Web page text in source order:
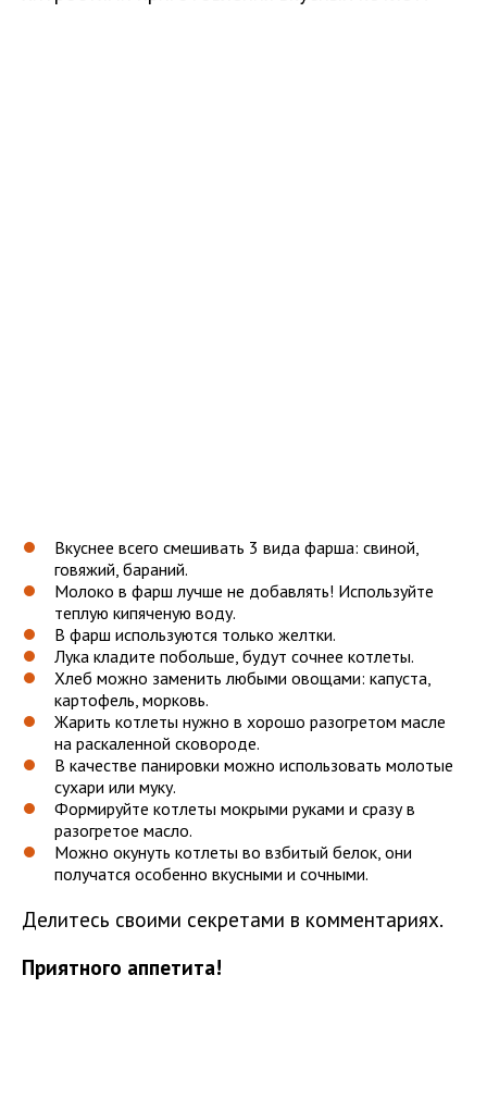
Вкуснее всего смешивать 3 вида фарша: свиной,
говяжий, бараний.
Молоко в фарш лучше не добавлять! Используйте
теплую кипяченую воду.
В фарш используются только желтки.
Лука кладите побольше, будут сочнее котлеты.
Хлеб можно заменить любыми овощами: капуста,
картофель, морковь.
Жарить котлеты нужно в хорошо разогретом масле
на раскаленной сковороде.
В качестве панировки можно использовать молотые
сухари или муку.
Формируйте котлеты мокрыми руками и сразу в
разогретое масло.
Можно окунуть котлеты во взбитый белок, они
получатся особенно вкусными и сочными.
Делитесь своими секретами в комментариях.
Приятного аппетита!